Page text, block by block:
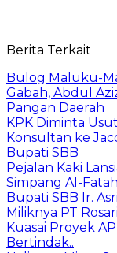
Berita Terkait
Bulog Maluku-
Gabah, Abdul
Pangan Daerah
KPK Diminta
Konsultan ke
Bupati SBB
Pejalan Kaki
Simpang Al-
Bupati SBB Ir.
Miliknya PT
Kuasai Proyek
Bertindak..